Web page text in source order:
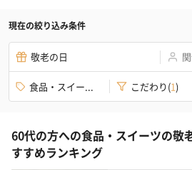
現在の絞り込み条件
敬老の日
食品・スイー... こだわり(1)
60代の方への食品・スイーツの敬
すすめランキング